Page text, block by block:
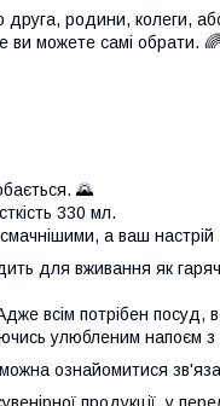
родини, колеги,
ви можете самі обрати. 🌈
🌄
330 мл.
а ваш
для вживання як
всім потрібен посуд,
улюбленим напоєм з
можна ознайомитися
продукції, у